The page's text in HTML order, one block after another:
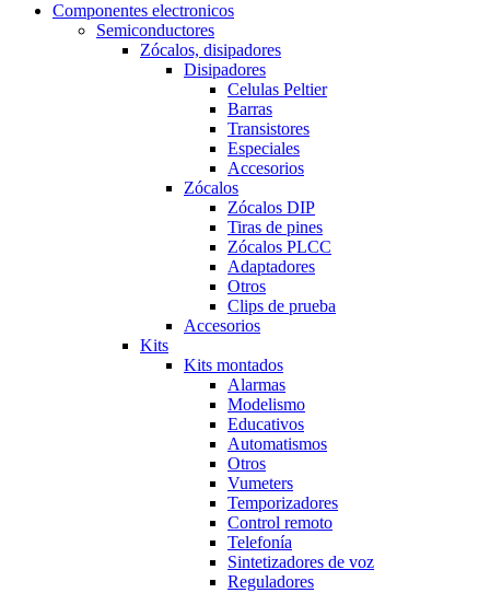
Componentes electronicos
Semiconductores
Zócalos, disipadores
Disipadores
Celulas Peltier
Barras
Transistores
Especiales
Accesorios
Zócalos
Zócalos DIP
Tiras de pines
Zócalos PLCC
Adaptadores
Otros
Clips de prueba
Accesorios
Kits
Kits montados
Alarmas
Modelismo
Educativos
Automatismos
Otros
Vumeters
Temporizadores
Control remoto
Telefonía
Sintetizadores de voz
Reguladores